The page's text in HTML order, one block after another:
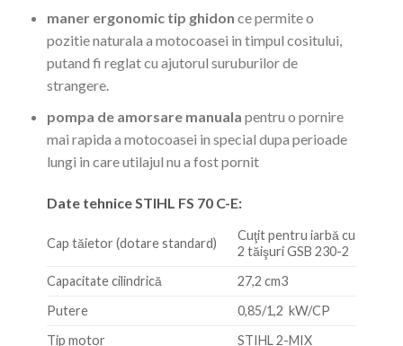
maner ergonomic tip ghidon ce permite o
pozitie naturala a motocoasei in timpul cositului,
putand fi reglat cu ajutorul suruburilor de
strangere.
pompa de amorsare manuala pentru o pornire
mai rapida a motocoasei in special dupa perioade
lungi in care utilajul nu a fost pornit
Date tehnice STIHL FS 70 C-E:
Cap tăietor (dotare standard)
Cuţit pentru iarbă cu
2 tăişuri GSB 230-2
Capacitate cilindrică
27,2 cm3
Putere
0,85/1,2 kW/CP
Tip motor
STIHL 2-MIX